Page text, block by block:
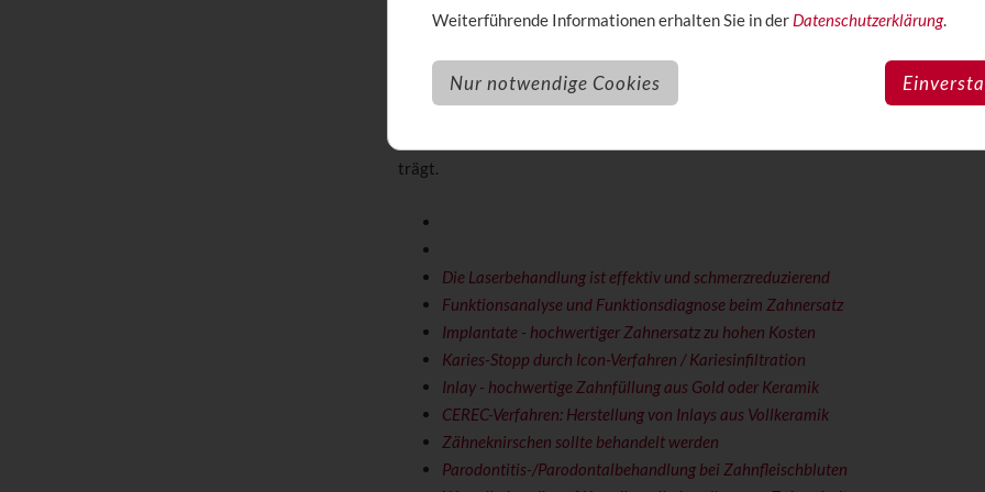
Der medizinische Fortschritt kommt gesetzlich Versicherten in der Regel erst
Gute. Mit einer guten Zahnzusatzversicherung kommen Sie in den Genuss neuer
trägt.
Die Laserbehandlung ist effektiv und schmerzreduzierend
Funktionsanalyse und Funktionsdiagnose beim Zahnersatz
Implantate - hochwertiger Zahnersatz zu hohen Kosten
Karies-Stopp durch Icon-Verfahren / Kariesinfiltration
Inlay - hochwertige Zahnfüllung aus Gold oder Keramik
CEREC-Verfahren: Herstellung von Inlays aus Vollkeramik
Zähneknirschen sollte behandelt werden
Parodontitis-/Parodontalbehandlung bei Zahnfleischbluten
Weiterführende Informationen erhalten Sie in der Datenschutzerklärung.
Nur notwendige Cookies